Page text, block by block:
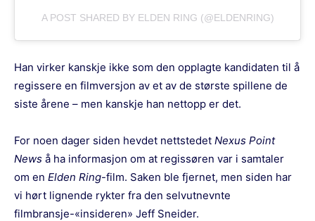
A POST SHARED BY ELDEN RING (@ELDENRING)
Han virker kanskje ikke som den opplagte kandidaten til å
regissere en filmversjon av et av de største spillene de
siste årene – men kanskje han nettopp er det.
For noen dager siden hevdet nettstedet Nexus Point
News å ha informasjon om at regissøren var i samtaler
om en Elden Ring-film. Saken ble fjernet, men siden har
vi hørt lignende rykter fra den selvutnevnte
filmbransje-«insideren» Jeff Sneider.